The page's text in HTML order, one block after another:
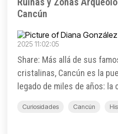
Cancún
2025 11:02:05
Share: Más allá de sus
cristalinas, Cancún es la
legado de miles de años: la
Curiosidades Cancún